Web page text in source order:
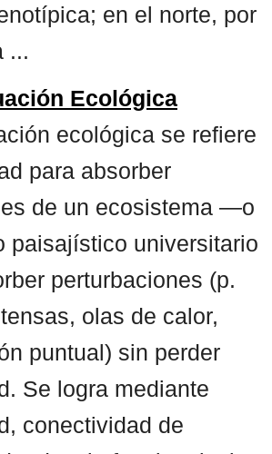
en el norte, por
...
Ecológica
ecológica se refiere
para absorber
de un ecosistema —o
paisajístico universitario
perturbaciones (p.
olas de calor,
puntual) sin perder
Se logra mediante
conectividad de